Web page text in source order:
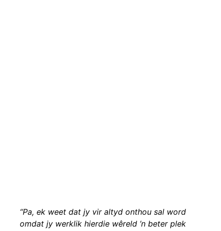
“Pa, ek weet dat jy vir altyd onthou sal word
omdat jy werklik hierdie wêreld ’n beter plek